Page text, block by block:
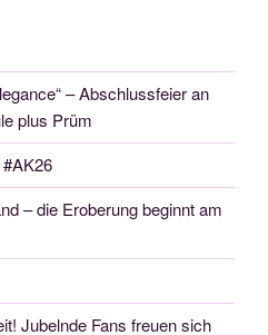
– Abschlussfeier an
plus Prüm
– die Eroberung beginnt am
Jubelnde Fans freuen sich